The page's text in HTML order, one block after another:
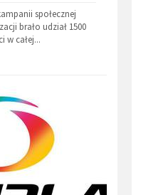
społecznej
brało udział 1500
w całej...